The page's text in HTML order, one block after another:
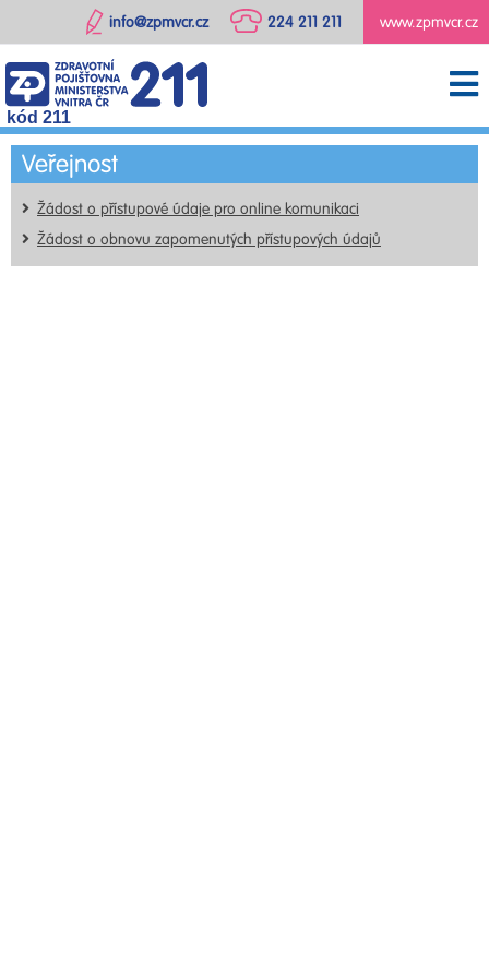
www.zpmvcr.cz
224 211 211
info@zpmvcr.cz
kód 211
Veřejnost
Žádost o přístupové údaje pro online komunikaci
Žádost o obnovu zapomenutých přístupových údajů